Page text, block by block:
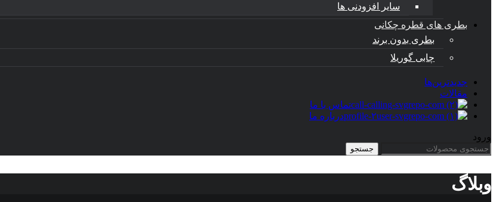
سایر افزودنی ها
بطری های قطره چکانی
بطری بدون برند
چابی گوریلا
جدیدترین‌ها
مقالات
تماس با ما
درباره ما
ورود
جستجو
وبلاگ